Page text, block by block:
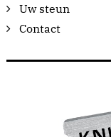
Uw steun
Contact